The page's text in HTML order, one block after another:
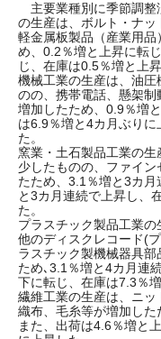
主要業種別に季節調整
の生産は、ボルト・ナッ
軽金属板製品（産業用
め、0.2％増と上昇に転
じ、在庫は0.5％増と上
機械工業の生産は、油
のの、携帯電話、懸架
増加したため、0.9％増
は6.9％増と4カ月ぶり
た。
窯業・土石製品工業の
少したものの、ファイ
たため、3.1％増と3カ
と3カ月連続で上昇し、
た。
プラスチック製品工業
他のディスクレコード(
ラスチック製機械器具
ため､3.1％増と4カ月連
下に転じ、在庫は7.3％
繊維工業の生産は、ニ
織布、毛糸等が増加した
また、出荷は4.6％増と